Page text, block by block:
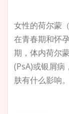
女性的荷尔蒙
在青春期和怀
期，体内荷尔
(PsA)或银屑病
肤有什么影响。